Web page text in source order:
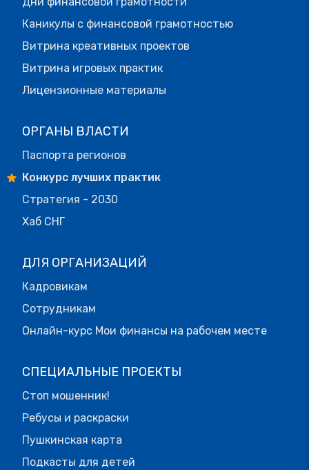
Каникулы с финансовой грамотностью
Витрина креативных проектов
Витрина игровых практик
Лицензионные материалы
ОРГАНЫ ВЛАСТИ
Паспорта регионов
Конкурс лучших практик
Стратегия - 2030
Хаб СНГ
ДЛЯ ОРГАНИЗАЦИЙ
Кадровикам
Сотрудникам
Онлайн-курс Мои финансы на рабочем месте
СПЕЦИАЛЬНЫЕ ПРОЕКТЫ
Стоп мошенник!
Ребусы и раскраски
Пушкинская карта
Подкасты для детей